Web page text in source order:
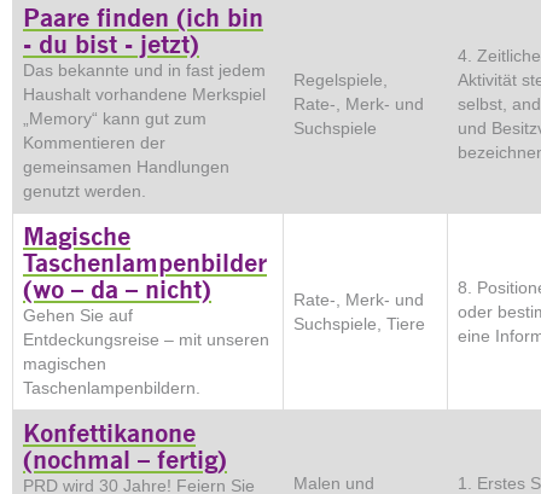
Paare finden (ich bin
- du bist - jetzt)
Das bekannte und in fast jedem
Haushalt vorhandene Merkspiel
„Memory“ kann gut zum
Kommentieren der
gemeinsamen Handlungen
genutzt werden.
Regelspiele,
Rate-, Merk- und
Suchspiele
4.
Aktivität
selbst,
und
Magische
Taschenlampenbilder
(wo – da – nicht)
Gehen Sie auf
Entdeckungsreise – mit unseren
magischen
Taschenlampenbildern.
Rate-, Merk- und
Suchspiele, Tiere
8.
oder
eine
Konfettikanone
(nochmal – fertig)
PRD wird 30 Jahre! Feiern Sie
Malen und
1. Erstes